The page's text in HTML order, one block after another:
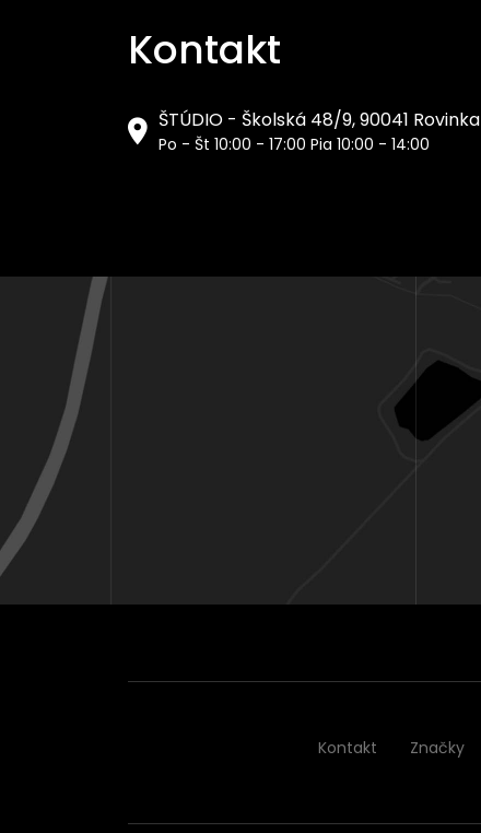
Kontakt
ŠTÚDIO - Školská 48/9, 90041 Rovinka
Po - Št 10:00 - 17:00 Pia 10:00 - 14:00
Kontakt Značky